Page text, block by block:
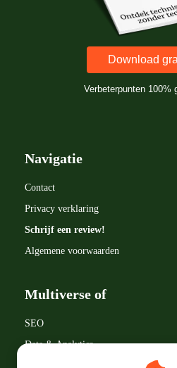
Download
Verbeterpunten 100%
Navigatie
Contact
Privacy verklaring
Schrijf een review!
Algemene voorwaarden
Multiverse of
SEO
Data & Analytics